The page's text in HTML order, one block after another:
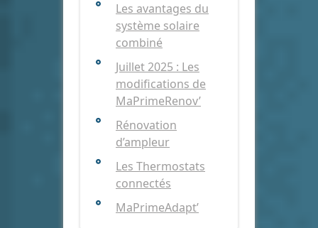
Les avantages du
système solaire
combiné
Juillet 2025 : Les
modifications de
MaPrimeRenov’
Rénovation
d’ampleur
Les Thermostats
connectés
MaPrimeAdapt’